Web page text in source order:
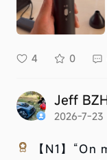
4 0
Jeff
2026-7-23
【N1】 “On